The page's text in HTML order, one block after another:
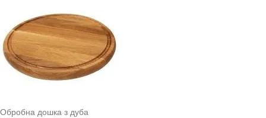
Обробна дошка з дуба